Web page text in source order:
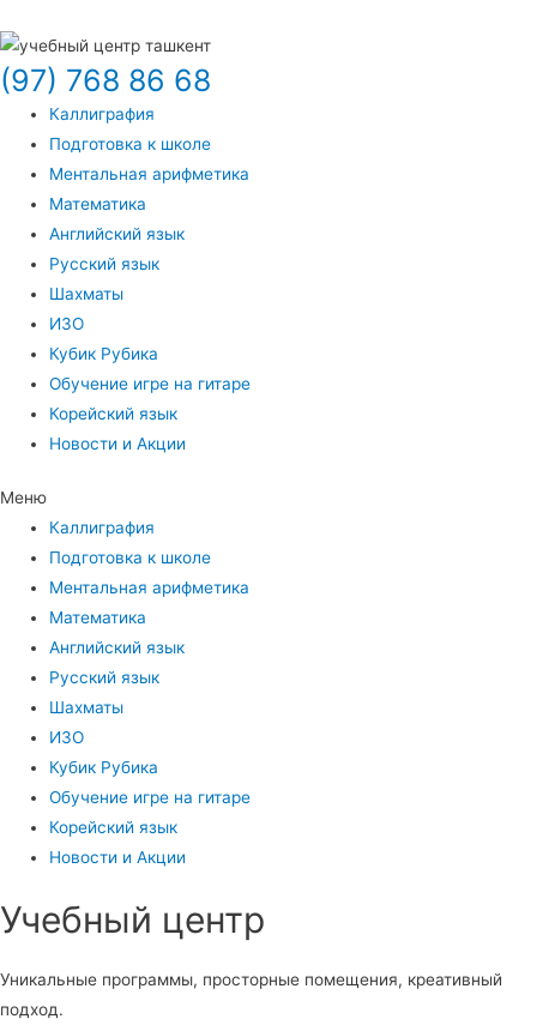
(97) 768 86 68
Каллиграфия
Подготовка к школе
Ментальная арифметика
Математика
Английский язык
Русский язык
Шахматы
ИЗО
Кубик Рубика
Обучение игре на гитаре
Корейский язык
Новости и Акции
Меню
Каллиграфия
Подготовка к школе
Ментальная арифметика
Математика
Английский язык
Русский язык
Шахматы
ИЗО
Кубик Рубика
Обучение игре на гитаре
Корейский язык
Новости и Акции
Учебный центр​
Уникальные программы, просторные помещения, креативный
подход.